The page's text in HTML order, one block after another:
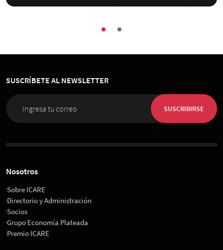
SUSCRÍBETE AL NEWSLETTER
SUSCRIBIRSE
Nosotros
Sobre ICARE
Directorio y Administración
Socios
Grupo Economía Plateada
Premio ICARE